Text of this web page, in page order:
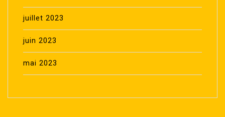
juillet 2023
juin 2023
mai 2023